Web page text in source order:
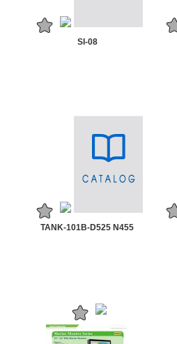
SI-08
TANK-101B-D525 N455